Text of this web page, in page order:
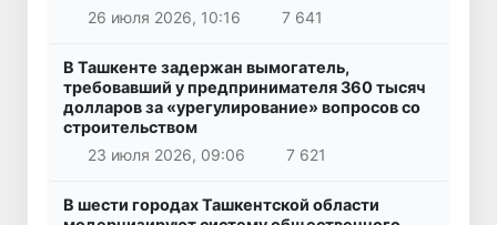
26 июля 2026, 10:16
7 641
В Ташкенте задержан вымогатель,
требовавший у предпринимателя 360 тысяч
долларов за «урегулирование» вопросов со
строительством
23 июля 2026, 09:06
7 621
В шести городах Ташкентской области